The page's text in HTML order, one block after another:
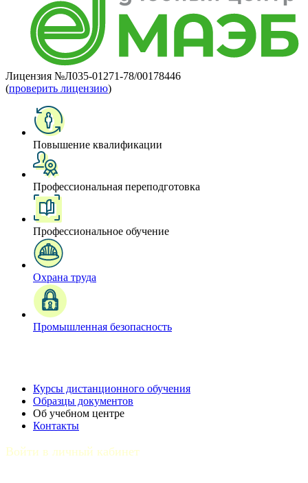
Лицензия №Л035-01271-78/00178446
(проверить лицензию)
Повышение квалификации
Профессиональная переподготовка
Профессиональное обучение
Охрана труда
Промышленная безопасность
Курсы дистанционного обучения
Образцы документов
Об учебном центре
Контакты
Войти в личный кабинет